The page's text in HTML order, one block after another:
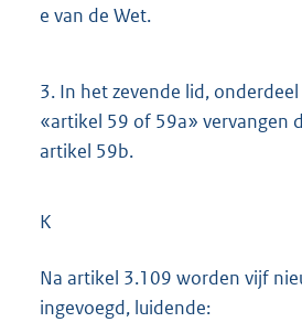
e van de Wet.
3. In het zevende lid,
«artikel 59 of 59a» vervangen
artikel 59b.
K
Na artikel 3.109 worden vijf
ingevoegd, luidende: